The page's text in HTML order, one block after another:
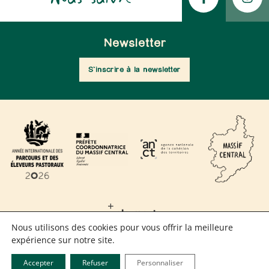
Newsletter
S'inscrire à la newsletter
MENTIONS LÉGALES
Nous utilisons des cookies pour vous offrir la meilleure
expérience sur notre site.
Accepter Refuser Personnaliser